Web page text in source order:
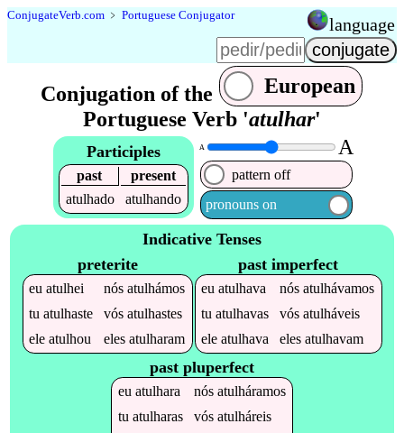
ConjugateVerb.com ﹥ Portuguese Conjugator language
Conjugation of the
European
Portuguese Verb 'atulhar'
Participles
past
present
atulhado
atulhando
A A
pattern off
pronouns on
Indicative Tenses
preterite
euatulhei nósatulhámos
tuatulhaste vósatulhastes
eleatulhou elesatulharam
past imperfect
euatulhava nósatulhávamos
tuatulhavas vósatulháveis
eleatulhava elesatulhavam
past pluperfect
eu atulhara nós atulháramos
tu atulharas vós atulháreis